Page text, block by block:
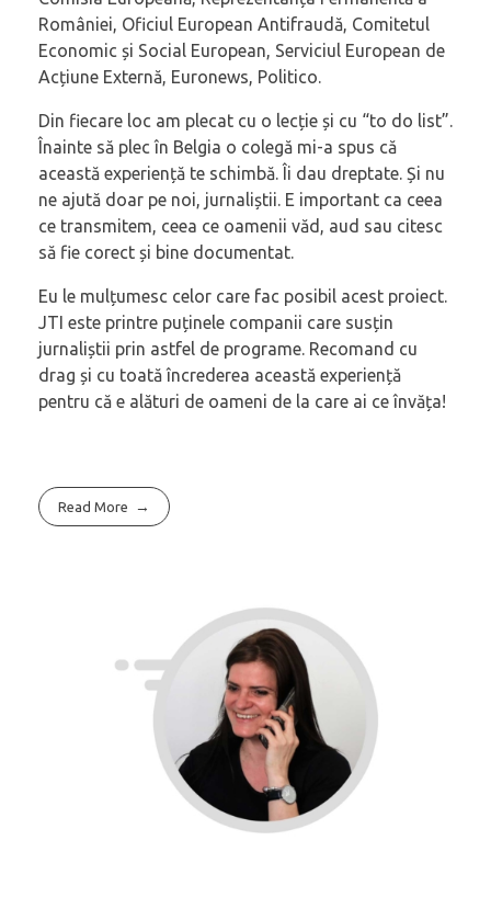
României, Oficiul European Antifraudă, Comitetul
Economic și Social European, Serviciul European de
Acțiune Externă, Euronews, Politico.
Din fiecare loc am plecat cu o lecție și cu “to do list”.
Înainte să plec în Belgia o colegă mi-a spus că
această experiență te schimbă. Îi dau dreptate. Și nu
ne ajută doar pe noi, jurnaliștii. E important ca ceea
ce transmitem, ceea ce oamenii văd, aud sau citesc
să fie corect și bine documentat.
Eu le mulțumesc celor care fac posibil acest proiect.
JTI este printre puținele companii care susțin
jurnaliștii prin astfel de programe. Recomand cu
drag și cu toată încrederea această experiență
pentru că e alături de oameni de la care ai ce învăța!
Read More